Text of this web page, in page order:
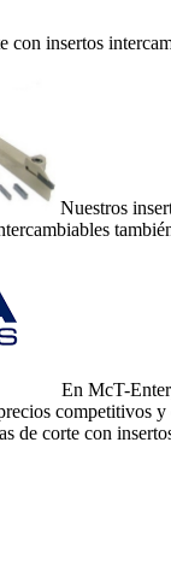
insertos
Nuestros
En McT-
competitivos
de corte con